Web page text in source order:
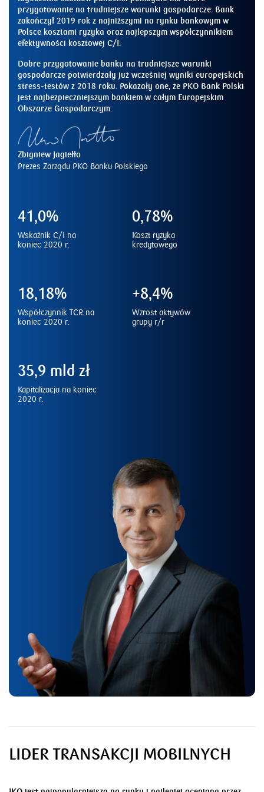
przygotowanie na trudniejsze warunki gospodarcze. Bank
zakończył 2019 rok z najniższymi na rynku bankowym w
Polsce kosztami ryzyka oraz najlepszym współczynnikiem
efektywności kosztowej C/I.
Dobre przygotowanie banku na trudniejsze warunki
gospodarcze potwierdzały już wcześniej wyniki europejskich
stress-testów z 2018 roku. Pokazały one, że PKO Bank Polski
jest najbezpieczniejszym bankiem w całym Europejskim
Obszarze Gospodarczym.
Zbigniew Jagiełło
Prezes Zarządu PKO Banku Polskiego
41,0%
Wskaźnik C/I na
koniec 2020 r.
0,78%
Koszt ryzyka
kredytowego
18,18%
Współczynnik TCR na
koniec 2020 r.
+8,4%
Wzrost aktywów
grupy r/r
35,9 mld zł
Kapitalizacja na koniec
2020 r.
LIDER TRANSAKCJI MOBILNYCH
LIDER TRANSAKCJI MOBILNYCH
LIDER TRANSAKCJI MOBILNYCH